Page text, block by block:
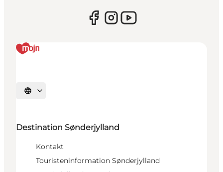
Sprache auswählen
Destination Sønderjylland
Kontakt
Touristeninformation Sønderjylland